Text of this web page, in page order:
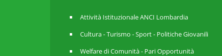
Attività Istituzionale ANCI Lombardia
Cultura - Turismo - Sport - Politiche Giovanili
Welfare di Comunità - Pari Opportunità